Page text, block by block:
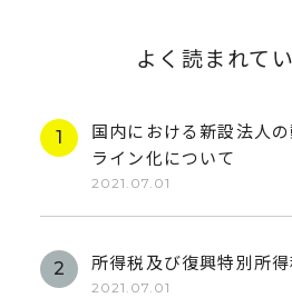
よく読まれて
国内における新設法人
ライン化について
2021.07.01
所得税及び復興特別所
2021.07.01